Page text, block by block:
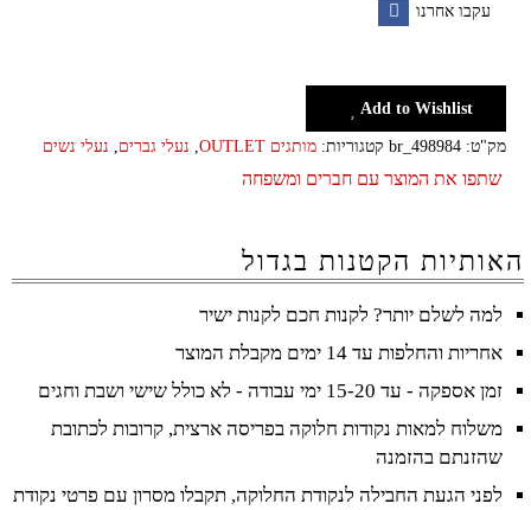
יוניסקס
עקבו אחרנו
Add to Wishlist
מק"ט: br_498984 קטגוריות: מותגים OUTLET נעלי גברים נעלי נשים
שתפו את המוצר עם חברים ומשפחה
האותיות הקטנות בגדול
למה לשלם יותר? לקנות חכם לקנות ישיר
אחריות והחלפות עד 14 ימים מקבלת המוצר
זמן אספקה - עד 15-20 ימי עבודה - לא כולל שישי ושבת וחגים
משלוח למאות נקודות חלוקה בפריסה ארצית, קרובות לכתובת
שהזנתם בהזמנה
לפני הגעת החבילה לנקודת החלוקה, תקבלו מסרון עם פרטי נקודת